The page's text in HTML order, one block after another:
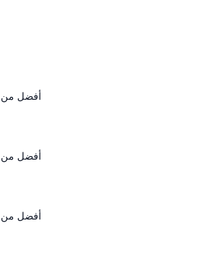
أفضل من 0٪ من النماذج المقارنة
أفضل من 9٪ من النماذج المقارنة
أفضل من 7٪ من النماذج المقارنة